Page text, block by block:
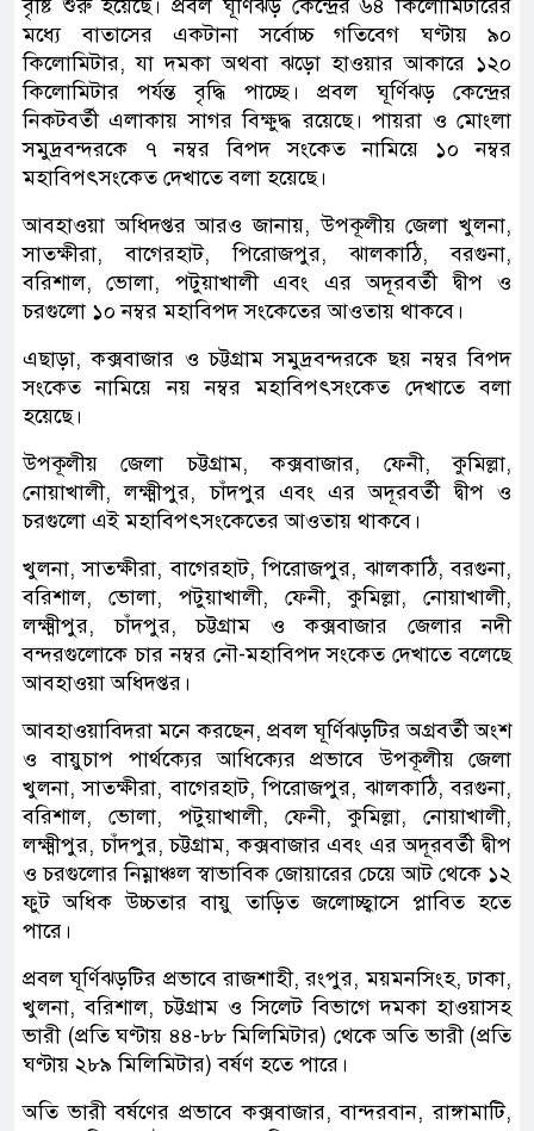
বৃষ্টি শুরু হয়েছে। প্রবল ঘূর্ণিঝড় কেন্দ্রের ৬৪ কিলোমিটারের
মধ্যে বাতাসের একটানা সর্বোচ্চ গতিবেগ ঘণ্টায় ৯০
কিলোমিটার, যা দমকা অথবা ঝড়ো হাওয়ার আকারে ১২০
কিলোমিটার পর্যন্ত বৃদ্ধি পাচ্ছে। প্রবল ঘূর্ণিঝড় কেন্দ্রের
নিকটবর্তী এলাকায় সাগর বিক্ষুদ্ধ রয়েছে। পায়রা ও মোংলা
সমুদ্রবন্দরকে ৭ নম্বর বিপদ সংকেত নামিয়ে ১০ নম্বর
মহাবিপৎসংকেত দেখাতে বলা হয়েছে।
আবহাওয়া অধিদপ্তর আরও জানায়, উপকূলীয় জেলা খুলনা,
সাতক্ষীরা, বাগেরহাট, পিরোজপুর, ঝালকাঠি, বরগুনা,
বরিশাল, ভোলা, পটুয়াখালী এবং এর অদূরবর্তী দ্বীপ ও
চরগুলো ১০ নম্বর মহাবিপদ সংকেতের আওতায় থাকবে।
এছাড়া, কক্সবাজার ও চট্টগ্রাম সমুদ্রবন্দরকে ছয় নম্বর বিপদ
সংকেত নামিয়ে নয় নম্বর মহাবিপৎসংকেত দেখাতে বলা
হয়েছে।
উপকূলীয় জেলা চট্টগ্রাম, কক্সবাজার, ফেনী, কুমিল্লা,
নোয়াখালী, লক্ষ্মীপুর, চাঁদপুর এবং এর অদূরবর্তী দ্বীপ ও
চরগুলো এই মহাবিপৎসংকেতের আওতায় থাকবে।
খুলনা, সাতক্ষীরা, বাগেরহাট, পিরোজপুর, ঝালকাঠি, বরগুনা,
বরিশাল, ভোলা, পটুয়াখালী, ফেনী, কুমিল্লা, নোয়াখালী,
লক্ষ্মীপুর, চাঁদপুর, চট্টগ্রাম ও কক্সবাজার জেলার নদী
বন্দরগুলোকে চার নম্বর নৌ-মহাবিপদ সংকেত দেখাতে বলেছে
আবহাওয়া অধিদপ্তর।
আবহাওয়াবিদরা মনে করছেন, প্রবল ঘূর্ণিঝড়টির অগ্রবর্তী অংশ
ও বায়ুচাপ পার্থক্যের আধিক্যের প্রভাবে উপকূলীয় জেলা
খুলনা, সাতক্ষীরা, বাগেরহাট, পিরোজপুর, ঝালকাঠি, বরগুনা,
বরিশাল, ভোলা, পটুয়াখালী, ফেনী, কুমিল্লা, নোয়াখালী,
লক্ষ্মীপুর, চাঁদপুর, চট্টগ্রাম, কক্সবাজার এবং এর অদূরবর্তী দ্বীপ
ও চরগুলোর নিম্নাঞ্চল স্বাভাবিক জোয়ারের চেয়ে আট থেকে ১২
ফুট অধিক উচ্চতার বায়ু তাড়িত জলোচ্ছ্বাসে প্লাবিত হতে
পারে।
প্রবল ঘূর্ণিঝড়টির প্রভাবে রাজশাহী, রংপুর, ময়মনসিংহ, ঢাকা,
খুলনা, বরিশাল, চট্টগ্রাম ও সিলেট বিভাগে দমকা হাওয়াসহ
ভারী (প্রতি ঘণ্টায় ৪৪-৮৮ মিলিমিটার) থেকে অতি ভারী (প্রতি
ঘণ্টায় ২৮৯ মিলিমিটার) বর্ষণ হতে পারে।
অতি ভারী বর্ষণের প্রভাবে কক্সবাজার, বান্দরবান, রাঙ্গামাটি,